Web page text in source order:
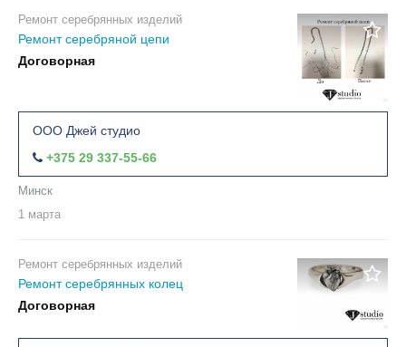
Ремонт серебрянных изделий
Ремонт серебряной цепи
Договорная
ООО Джей студио
+375 29 337-55-66
Минск
1 марта
Ремонт серебрянных изделий
Ремонт серебрянных колец
Договорная